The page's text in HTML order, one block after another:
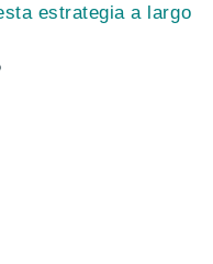
estrategia a largo